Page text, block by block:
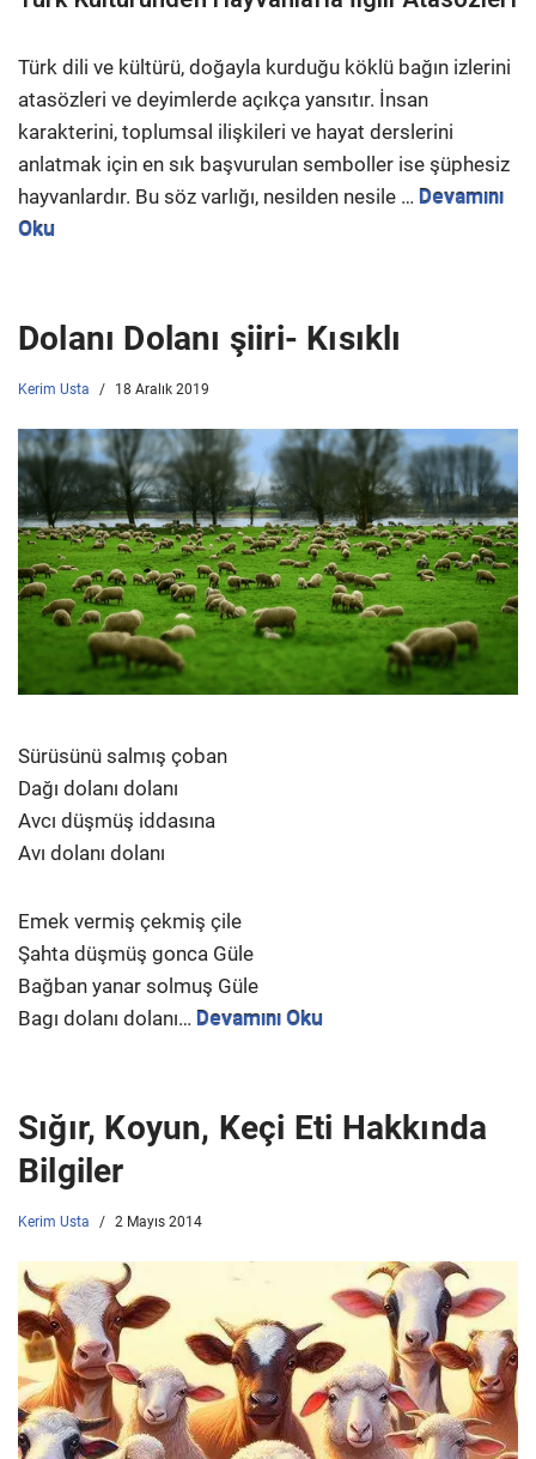
Türk dili ve kültürü, doğayla kurduğu köklü bağın izlerini
atasözleri ve deyimlerde açıkça yansıtır. İnsan
karakterini, toplumsal ilişkileri ve hayat derslerini
anlatmak için en sık başvurulan semboller ise şüphesiz
hayvanlardır. Bu söz varlığı, nesilden nesile … Devamını
Oku
Dolanı Dolanı şiiri- Kısıklı
Kerim Usta 18 Aralık 2019
Sürüsünü salmış çoban
Dağı dolanı dolanı
Avcı düşmüş iddasına
Avı dolanı dolanı
Emek vermiş çekmiş çile
Şahta düşmüş gonca Güle
Bağban yanar solmuş Güle
Bagı dolanı dolanı… Devamını Oku
Sığır, Koyun, Keçi Eti Hakkında
Bilgiler
Kerim Usta 2 Mayıs 2014